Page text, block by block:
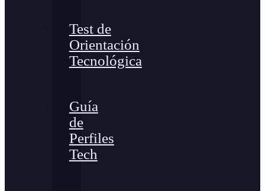
Test de
Orientación
Tecnológica
Guía
de
Perfiles
Tech